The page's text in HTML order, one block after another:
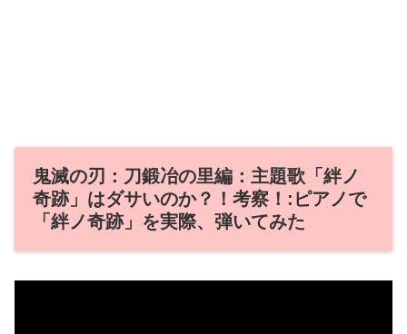
鬼滅の刃：刀鍛冶の里編：主題歌「絆ノ
奇跡」はダサいのか？！考察！:ピアノで
「絆ノ奇跡」を実際、弾いてみた